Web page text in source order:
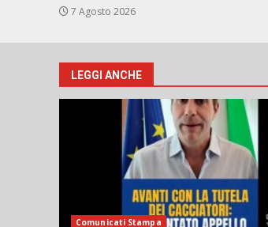
7 Agosto 2026
LEGGI ANCHE
Comunicati Stampa